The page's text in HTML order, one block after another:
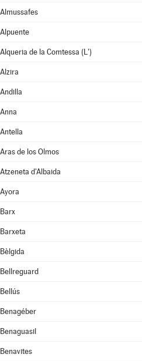
Almussafes
Alpuente
Alqueria de la Comtessa (L')
Alzira
Andilla
Anna
Antella
Aras de los Olmos
Atzeneta d'Albaida
Ayora
Barx
Barxeta
Bèlgida
Bellreguard
Bellús
Benagéber
Benaguasil
Benavites